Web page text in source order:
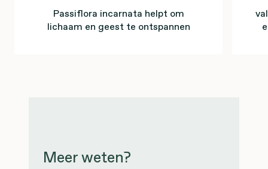
Passiflora incarnata helpt om
lichaam en geest te ontspannen
Meer weten?